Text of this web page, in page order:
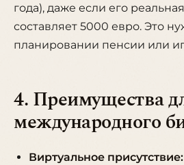
года), даже если его
составляет 5000 евро. Это
планировании пенсии или
4. Преимущества
международного
Виртуальное присутствие: